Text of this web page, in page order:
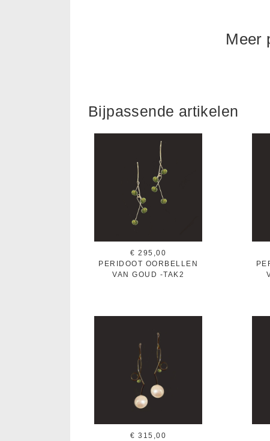
Meer
Bijpassende artikelen
€ 295,00
PERIDOOT OORBELLEN
VAN GOUD -TAK2
€ 315,00